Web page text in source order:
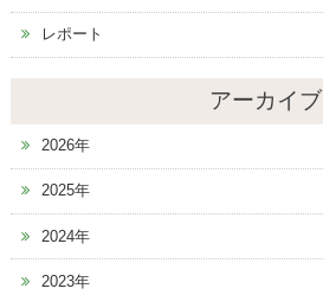
レポート
アーカイブ
2026年
2025年
2024年
2023年